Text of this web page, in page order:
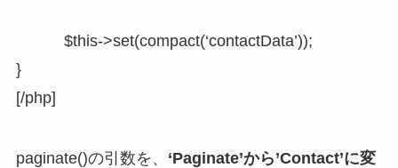
$this->set(compact(‘contactData’));
}
[/php]
paginate()の引数を、 ‘Paginate’から’Contact’に変